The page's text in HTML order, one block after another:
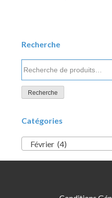
Recherche
pour :
Recherche
Catégories
Février (4)